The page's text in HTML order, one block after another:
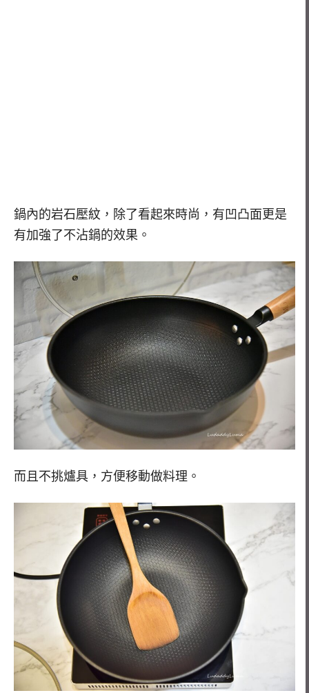
鍋內的岩石壓紋，除了看起來時尚，有凹凸面更是
有加強了不沾鍋的效果。
而且不挑爐具，方便移動做料理。